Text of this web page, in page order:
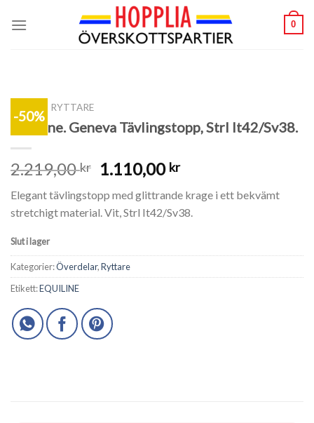
0
-50%
RYTTARE
Equiline. Geneva Tävlingstopp, Strl It42/Sv38.
2.219,00kr 1.110,00 kr
Elegant tävlingstopp med glittrande krage i ett bekvämt
stretchigt material. Vit, Strl It42/Sv38.
Slut i lager
Kategorier:Överdelar,Ryttare
Etikett:EQUILINE